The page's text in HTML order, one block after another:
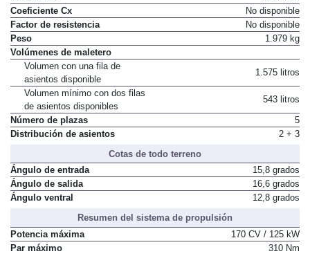
Vía trasera
1.563 mm
Coeficiente Cx
No disponible
Factor de resistencia
No disponible
Peso
Volúmenes de maletero
Volumen con una fila de
asientos disponible
Volumen mínimo con dos filas
de asientos disponibles
Número de plazas
5
Cotas de todo terreno
Ángulo de entrada
15,8 grados
Ángulo de salida
16,6 grados
Resumen del sistema de propulsión
Potencia máxima
170 CV / 125 kW